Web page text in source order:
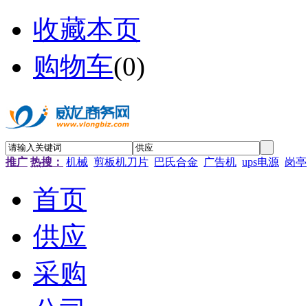
收藏本页
购物车(0)
推广 热搜： 机械 剪板机刀片 巴氏合金 广告机 ups电源 岗亭
首页
供应
采购